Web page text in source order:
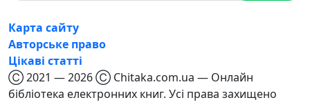
Карта сайту
Авторське право
Цікаві статті
Ⓒ 2021 — 2026 Ⓒ Chitaka.com.ua — Онлайн
бібліотека електронних книг. Усі права захищено